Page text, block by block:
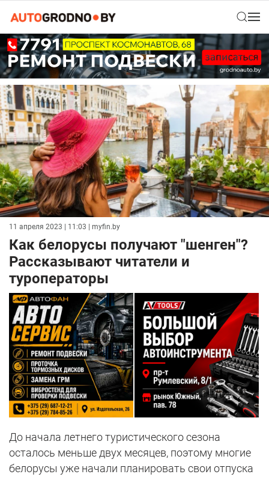
11 апреля 2023 | 11:03 | myfin.by
Как белорусы получают "шенген"?
Рассказывают читатели и
туроператоры
До начала летнего туристического сезона
осталось меньше двух месяцев, поэтому многие
белорусы уже начали планировать свои отпуска